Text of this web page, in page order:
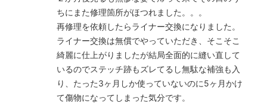
ちにまた修理箇所がほつれました。。。
再修理を依頼したらライナー交換になりました。
ライナー交換は無償でやっていただき、そこそこ
綺麗に仕上がりましたが結局全面的に縫い直して
いるのでステッチ跡もズレてるし無駄な補強も入
り、たった3ヶ月しか使っていないのに5ヶ月かけ
て傷物になってしまった気分です。